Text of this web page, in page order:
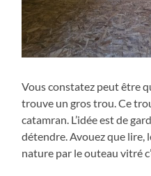
Vous constatez peut être
trouve un gros trou. Ce
catamran. L’idée est de
détendre. Avouez que lire,
nature par le outeau vitré